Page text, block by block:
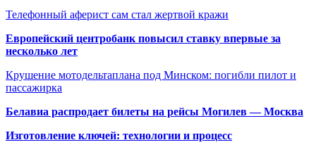
Телефонный аферист сам стал жертвой кражи
Европейский центробанк повысил ставку впервые за
несколько лет
Крушение мотодельтаплана под Минском: погибли пилот и
пассажирка
Белавиа распродает билеты на рейсы Могилев — Москва
Изготовление ключей: технологии и процесс